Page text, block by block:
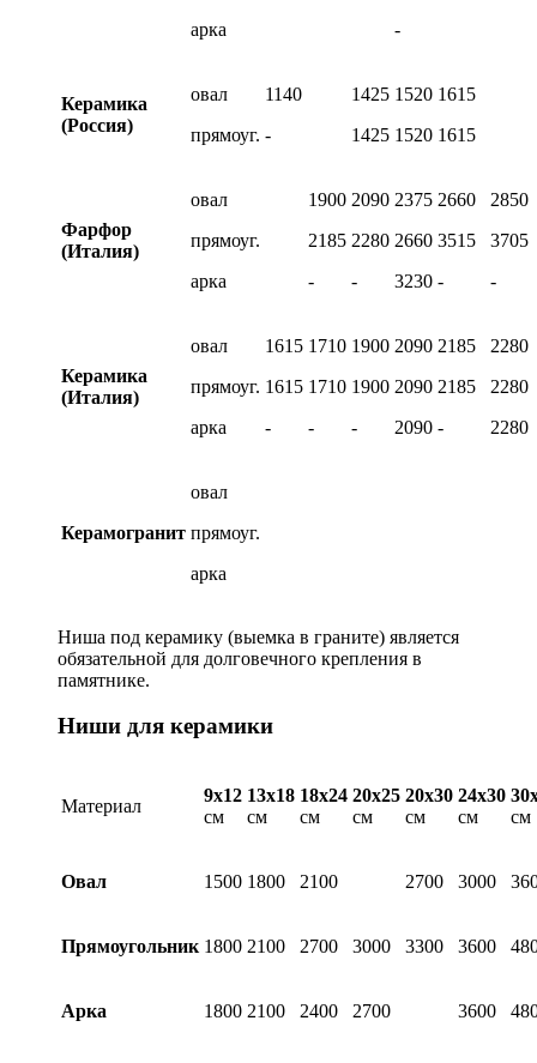
арка
-
Керамика
(Россия)
овал
прямоуг.
1140
-
1425
1425
1520
1520
1615
1615
Фарфор
(Италия)
овал
прямоуг.
арка
1900
2185
-
2090
2280
-
2375
2660
3230
2660
3515
-
2850
3705
-
Керамика
(Италия)
овал
прямоуг.
арка
1615
1615
-
1710
1710
-
1900
1900
-
2090
2090
2090
2185
2185
-
2280
2280
2280
Керамогранит
овал
прямоуг.
арка
Ниша под керамику (выемка в граните) является
обязательной для долговечного крепления в
памятнике.
Ниши для керамики
Материал
9х12
см
13х18
см
18х24
см
20х25
см
20х30
см
24х30
см
см
Овал 1500 1800 2100 2700 3000
Прямоугольник 1800 2100 2700 3000 3300 3600
Арка 1800 2100 2400 2700 3600